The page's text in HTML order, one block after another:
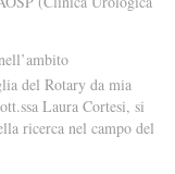
del Rotary da mia
Laura Cortesi, si
ricerca nel campo del